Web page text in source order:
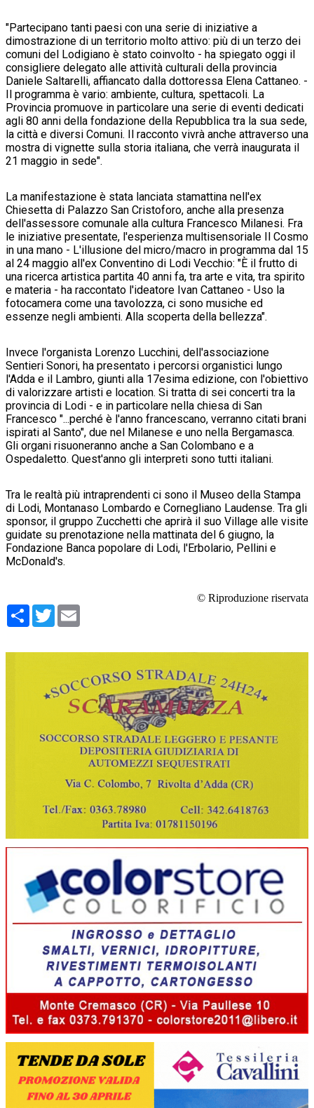
"Partecipano tanti paesi con una serie di iniziative a
dimostrazione di un territorio molto attivo: più di un terzo dei
comuni del Lodigiano è stato coinvolto - ha spiegato oggi il
consigliere delegato alle attività culturali della provincia
Daniele Saltarelli, affiancato dalla dottoressa Elena Cattaneo. -
Il programma è vario: ambiente, cultura, spettacoli. La
Provincia promuove in particolare una serie di eventi dedicati
agli 80 anni della fondazione della Repubblica tra la sua sede,
la città e diversi Comuni. Il racconto vivrà anche attraverso una
mostra di vignette sulla storia italiana, che verrà inaugurata il
21 maggio in sede".
La manifestazione è stata lanciata stamattina nell'ex
Chiesetta di Palazzo San Cristoforo, anche alla presenza
dell'assessore comunale alla cultura Francesco Milanesi. Fra
le iniziative presentate, l'esperienza multisensoriale Il Cosmo
in una mano - L'illusione del micro/macro in programma dal 15
al 24 maggio all'ex Conventino di Lodi Vecchio: "È il frutto di
una ricerca artistica partita 40 anni fa, tra arte e vita, tra spirito
e materia - ha raccontato l'ideatore Ivan Cattaneo - Uso la
fotocamera come una tavolozza, ci sono musiche ed
essenze negli ambienti. Alla scoperta della bellezza".
Invece l'organista Lorenzo Lucchini, dell'associazione
Sentieri Sonori, ha presentato i percorsi organistici lungo
l'Adda e il Lambro, giunti alla 17esima edizione, con l'obiettivo
di valorizzare artisti e location. Si tratta di sei concerti tra la
provincia di Lodi - e in particolare nella chiesa di San
Francesco "...perché è l'anno francescano, verranno citati brani
ispirati al Santo", due nel Milanese e uno nella Bergamasca.
Gli organi risuoneranno anche a San Colombano e a
Ospedaletto. Quest'anno gli interpreti sono tutti italiani.
Tra le realtà più intraprendenti ci sono il Museo della Stampa
di Lodi, Montanaso Lombardo e Cornegliano Laudense. Tra gli
sponsor, il gruppo Zucchetti che aprirà il suo Village alle visite
guidate su prenotazione nella mattinata del 6 giugno, la
Fondazione Banca popolare di Lodi, l'Erbolario, Pellini e
McDonald's.
© Riproduzione riservata
Condividi
Twitter